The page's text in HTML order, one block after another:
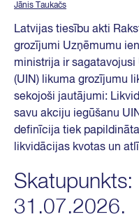
Jānis Taukačs
Latvijas tiesību akti
grozījumi Uzņēmumu
ministrija ir
(UIN) likuma grozījumu
sekojoši jautājumi:
savu akciju iegūšanu
definīcija tiek
likvidācijas kvotas un
Skatupunkts:
31.07.2026.